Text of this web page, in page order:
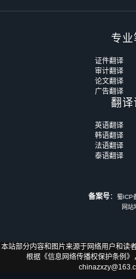
专业
证件翻译
审计翻译
论文翻译
广告翻译
翻译
英语翻译
韩语翻译
法语翻译
泰语翻译
备案号：
蜀ICP
网站
本站部分内容和图片来源于网络用户和读
根据《信息网络传播权保护条例》